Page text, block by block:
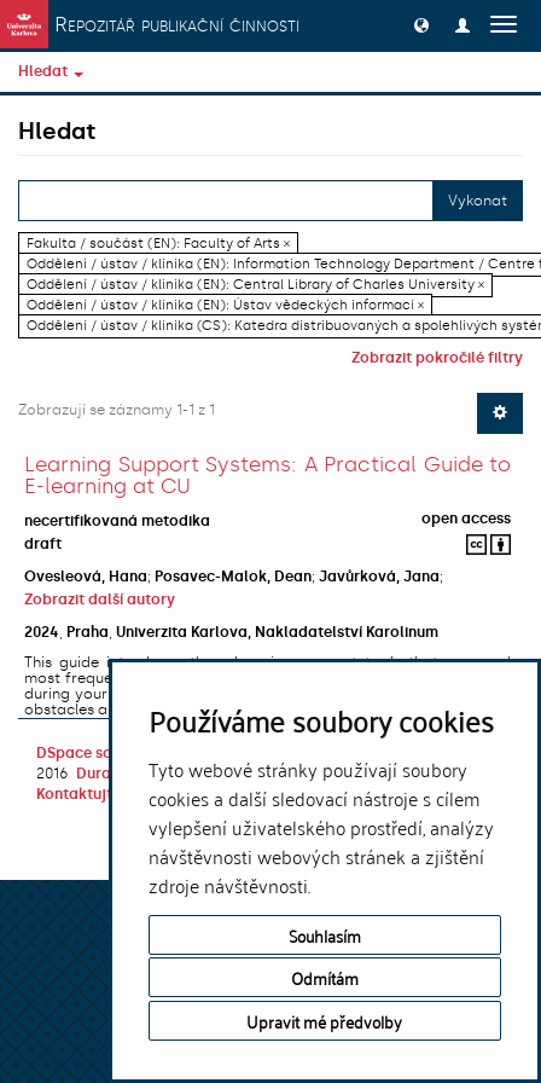
Používáme soubory cookies
Tyto webové stránky používají soubory
cookies a další sledovací nástroje s cílem
vylepšení uživatelského prostředí, analýzy
návštěvnosti webových stránek a zjištění
zdroje návštěvnosti.
Souhlasím
Odmítám
Upravit mé předvolby
Přeskočit na obsah
Repozitář publikační činnosti
Hledat
Hledat
Vykonat
Fakulta / součást (EN): Faculty of Arts ×
Oddělení / ústav / klinika (EN): Information Technology Department / Centre
Oddělení / ústav / klinika (EN): Central Library of Charles University ×
Oddělení / ústav / klinika (EN): Ústav vědeckých informací ×
Oddělení / ústav / klinika (CS): Katedra distribuovaných a spolehlivých
Zobrazit pokročilé filtry
Zobrazují se záznamy 1-1 z 1
Learning Support Systems: A Practical Guide to
E-learning at CU
necertifikovaná metodika
open access
draft
Ovesleová, Hana; Posavec-Malok, Dean; Javůrková, Jana;
Zobrazit další autory
2024
Praha Univerzita Karlova, Nakladatelství Karolinum
This guide introduces the e-learning support tools that are used
most frequently at Charles University and that you may encounter
during your studies. It will also help you to avoid the most common
obstacles associated ...
DSpace software
2016
DuraSpace
Kontaktujte nás |Vyjádření názoru